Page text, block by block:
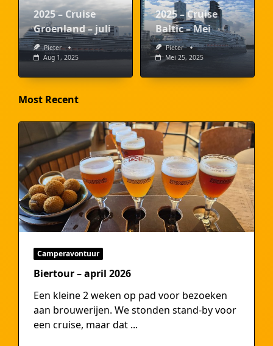
2025 – Cruise
Groenland – juli
Pieter
Aug 1, 2025
2025 – Cruise
Baltic – Mei
Pieter
Mei 25, 2025
Most Recent
Camperavontuur
Biertour – april 2026
Een kleine 2 weken op pad voor bezoeken
aan brouwerijen. We stonden stand-by voor
een cruise, maar dat ...